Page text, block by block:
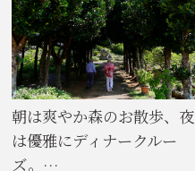
朝は爽やか森のお散歩、夜
は優雅にディナークルー
ズ。…